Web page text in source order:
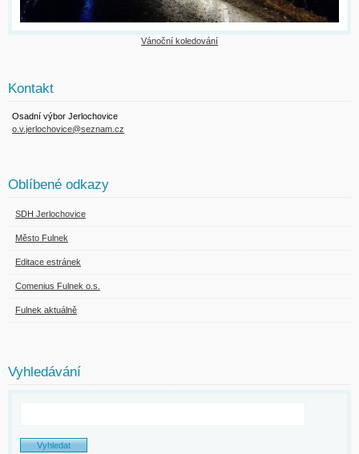
Vánoční koledování
Kontakt
Osadní výbor Jerlochovice
o.v.jerlochovice@seznam.cz
Oblíbené odkazy
SDH Jerlochovice
Město Fulnek
Editace estránek
Comenius Fulnek o.s.
Fulnek aktuálně
Vyhledávání